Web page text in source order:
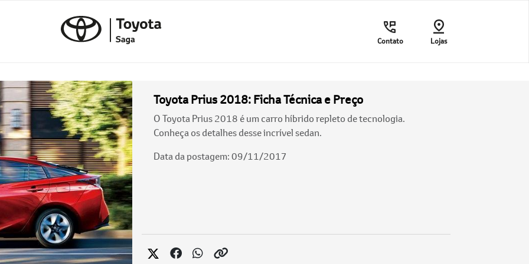
Contato Lojas
Toyota Prius 2018: Ficha Técnica e Preço
O Toyota Prius 2018 é um carro híbrido repleto de tecnologia.
Conheça os detalhes desse incrível sedan.
Data da postagem: 09/11/2017